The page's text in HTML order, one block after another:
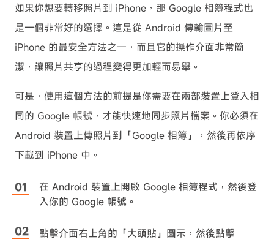
如果你想要轉移照片到 iPhone，那 Google 相簿程式也
是一個非常好的選擇。這是從 Android 傳輸圖片至
iPhone 的最安全方法之一，而且它的操作介面非常簡
潔，讓照片共享的過程變得更加輕而易舉。
可是，使用這個方法的前提是你需要在兩部裝置上登入相
同的 Google 帳號，才能快速地同步照片檔案。你必須在
Android 裝置上傳照片到「Google 相簿」，然後再依序
下載到 iPhone 中。
在 Android 裝置上開啟 Google 相簿程式，然後登
入你的 Google 帳號。
點擊介面右上角的「大頭貼」圖示，然後點擊